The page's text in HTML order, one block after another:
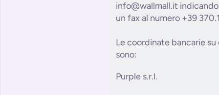
info@wallmall.it
un fax al numero +39
Le coordinate bancarie
sono:
Purple s.r.l.